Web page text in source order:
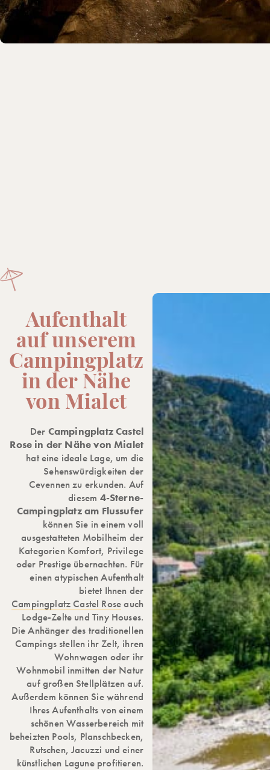
Aufenthalt
auf unserem
Campingplatz
in der Nähe
von Mialet
Der Campingplatz Castel
Rose in der Nähe von Mialet
hat eine ideale Lage, um die
Sehenswürdigkeiten der
Cevennen zu erkunden. Auf
diesem 4-Sterne-
Campingplatz am Flussufer
können Sie in einem voll
ausgestatteten Mobilheim der
Kategorien Komfort, Privilege
oder Prestige übernachten. Für
einen atypischen Aufenthalt
bietet Ihnen der
Campingplatz Castel Roseauch
Lodge-Zelte und Tiny Houses.
Die Anhänger des traditionellen
Campings stellen ihr Zelt, ihren
Wohnwagen oder ihr
Wohnmobil inmitten der Natur
auf großen Stellplätzen auf.
Außerdem können Sie während
Ihres Aufenthalts von einem
schönen Wasserbereich mit
beheizten Pools, Planschbecken,
Rutschen, Jacuzzi und einer
künstlichen Lagune profitieren.